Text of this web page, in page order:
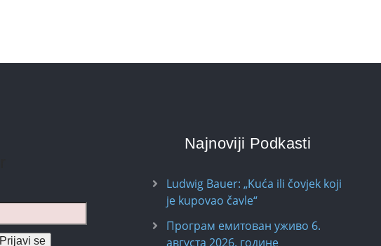
Prijavi se
Najnoviji Podkasti
Ludwig Bauer: „Kuća ili čovjek koji
je kupovao čavle“
Програм емитован уживо 6.
августа 2026. годинe